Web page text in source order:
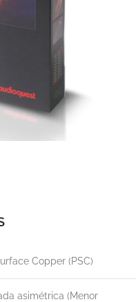
Copper (PSC)
asimétrica (Menor